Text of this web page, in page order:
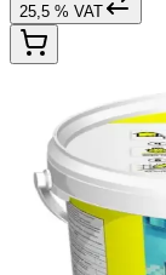
25,5 % VAT